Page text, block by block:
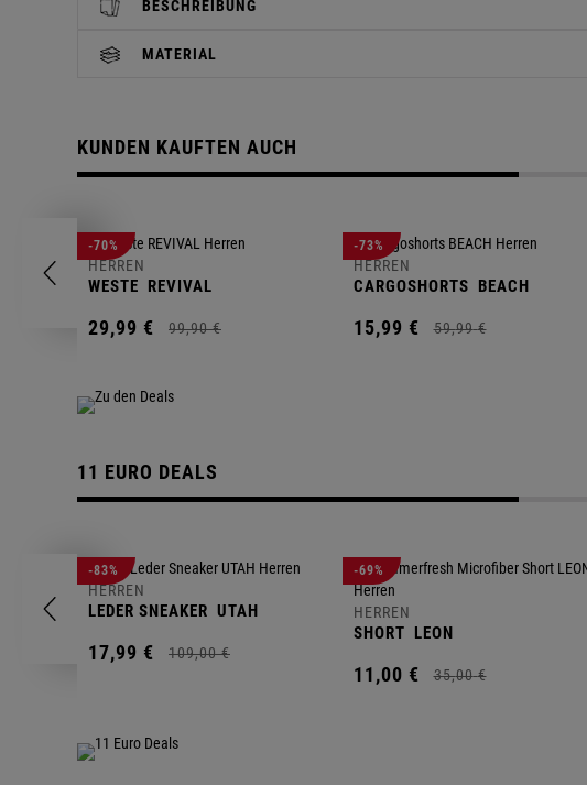
BESCHREIBUNG
MATERIAL
KUNDEN KAUFTEN AUCH
-70%
HERREN
WESTE REVIVAL
29,99 € 99,90 €
-73%
HERREN
CARGOSHORTS BEACH
15,99 € 59,99 €
11 EURO DEALS
-83%
HERREN
LEDER SNEAKER UTAH
17,99 € 109,00 €
-69%
HERREN
SHORT LEON
11,00 € 35,00 €